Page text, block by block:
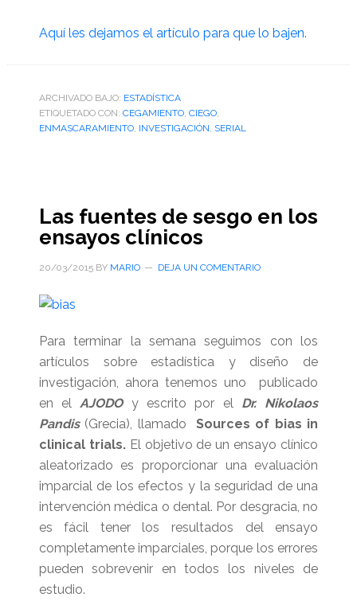
Aquí les dejamos el artículo para que lo bajen.
ARCHIVADO BAJO: ESTADÍSTICA
ETIQUETADO CON: CEGAMIENTO, CIEGO,
ENMASCARAMIENTO, INVESTIGACIÓN, SERIAL
Las fuentes de sesgo en los
ensayos clínicos
20/03/2015BY MARIO DEJA UN COMENTARIO
Para terminar la semana seguimos con los
artículos sobre estadística y diseño de
investigación, ahora tenemos uno publicado
en elAJODO y escrito por el Dr. Nikolaos
Pandis(Grecia), llamadoSources of bias in
clinical trials. El objetivo de un ensayo clínico
aleatorizado es proporcionar una evaluación
imparcial de los efectos y la seguridad de una
intervención médica o dental. Por desgracia, no
es fácil tener los resultados del ensayo
completamente imparciales, porque los errores
pueden sobrevenir en todos los niveles de
estudio.